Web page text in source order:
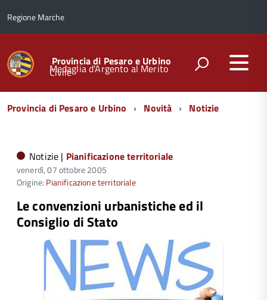
Regione Marche
Provincia di Pesaro e Urbino
Medaglia d'Argento al Merito
Civile
Menu
diProvincia di Pesaro e Urbino Novità Notizie
Notizie | Pianificazione territoriale
venerdì, 07 ottobre 2005
Origine: Pianificazione territoriale
Le convenzioni urbanistiche ed il
Consiglio di Stato